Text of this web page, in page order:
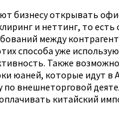
бизнесу открывать
и неттинг, то есть
между
способа уже
Также возможно
юаней, которые идут в
внешнеторговой
китайский